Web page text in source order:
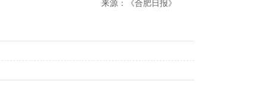
来源：《合肥日报》